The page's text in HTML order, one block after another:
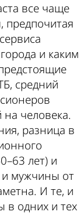
все чаще
предпочитая
и каким
средний
на человека.
разница в
лет) и
мужчины от
И те, и
в одних и тех